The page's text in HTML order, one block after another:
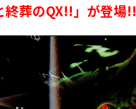
葬のQX!!」が登場!!